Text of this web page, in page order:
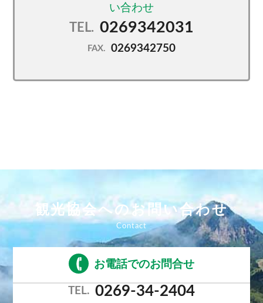
TEL. 0269342031
FAX. 0269342750
観光協会へのお問い合わせ
お電話でのお問合せ
TEL. 0269-34-2404